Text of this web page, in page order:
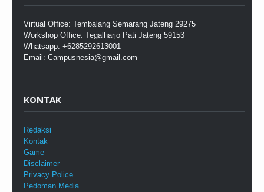
Virtual Office: Tembalang Semarang Jateng 29275
Workshop Office: Tegalharjo Pati Jateng 59153
Whatsapp: +6285292613001
Email: Campusnesia@gmail.com
KONTAK
Redaksi
Kontak
Game
Disclaimer
Privacy Police
Pedoman Media